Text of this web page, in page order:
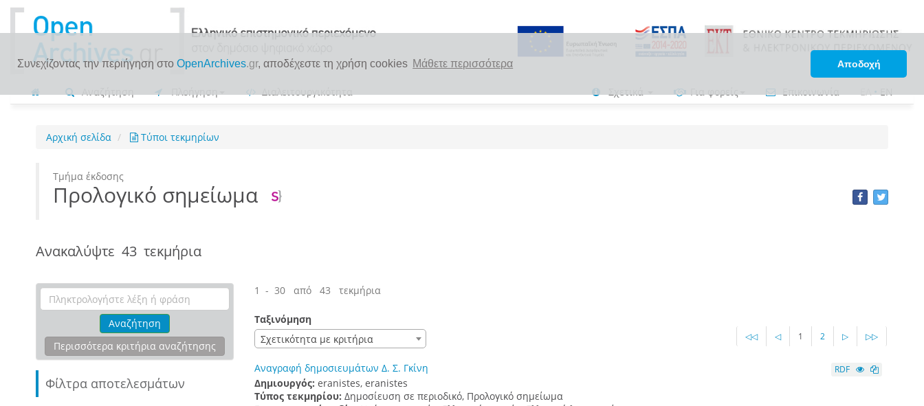
Συνεχίζοντας την περιήγηση στο OpenArchives.gr, αποδέχεστε τη χρήση cookies Μάθετε περισσότερα Αποδοχή
Αναζήτηση Πλοήγηση Διαλειτουργικότητα Σχετικά Για φορείς Επικοινωνία ΕΛ•EN
Αρχική σελίδα Τύποι τεκμηρίων
Τμήμα έκδοσης
Προλογικό σημείωμα
Ανακαλύψτε 43 τεκμήρια
Αναζήτηση
Περισσότερα κριτήρια αναζήτησης
Φίλτρα αποτελεσμάτων
1 - 30 από 43 τεκμήρια
Ταξινόμηση
Σχετικότητα με κριτήρια
◁◁ ◁ 1 2 ▷ ▷▷
Αναγραφή δημοσιευμάτων Δ. Σ. Γκίνη
Δημιουργός: eranistes, eranistes
Τύπος τεκμηρίου: Δημοσίευση σε περιοδικό, Προλογικό σημείωμα
RDF